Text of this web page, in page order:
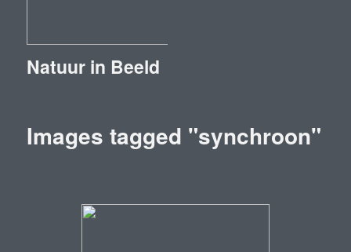
Natuur in Beeld
Images tagged "synchroon"